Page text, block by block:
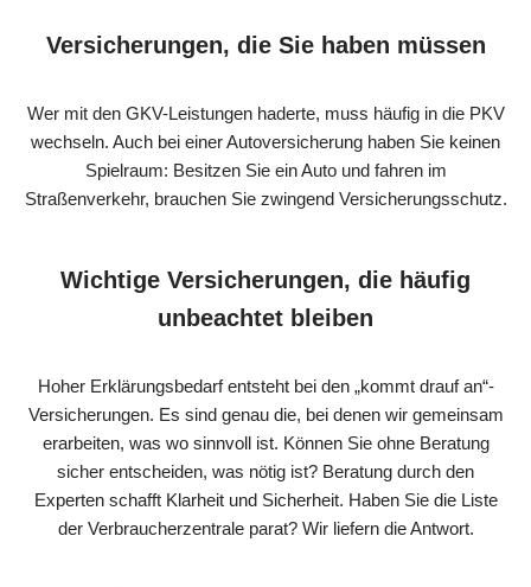
Versicherungen, die Sie haben müssen
Wer mit den GKV-Leistungen haderte, muss häufig in die PKV
wechseln. Auch bei einer Autoversicherung haben Sie keinen
Spielraum: Besitzen Sie ein Auto und fahren im
Straßenverkehr, brauchen Sie zwingend Versicherungsschutz.
Wichtige Versicherungen, die häufig
unbeachtet bleiben
Hoher Erklärungsbedarf entsteht bei den „kommt drauf an“-
Versicherungen. Es sind genau die, bei denen wir gemeinsam
erarbeiten, was wo sinnvoll ist. Können Sie ohne Beratung
sicher entscheiden, was nötig ist? Beratung durch den
Experten schafft Klarheit und Sicherheit. Haben Sie die Liste
der Verbraucherzentrale parat? Wir liefern die Antwort.